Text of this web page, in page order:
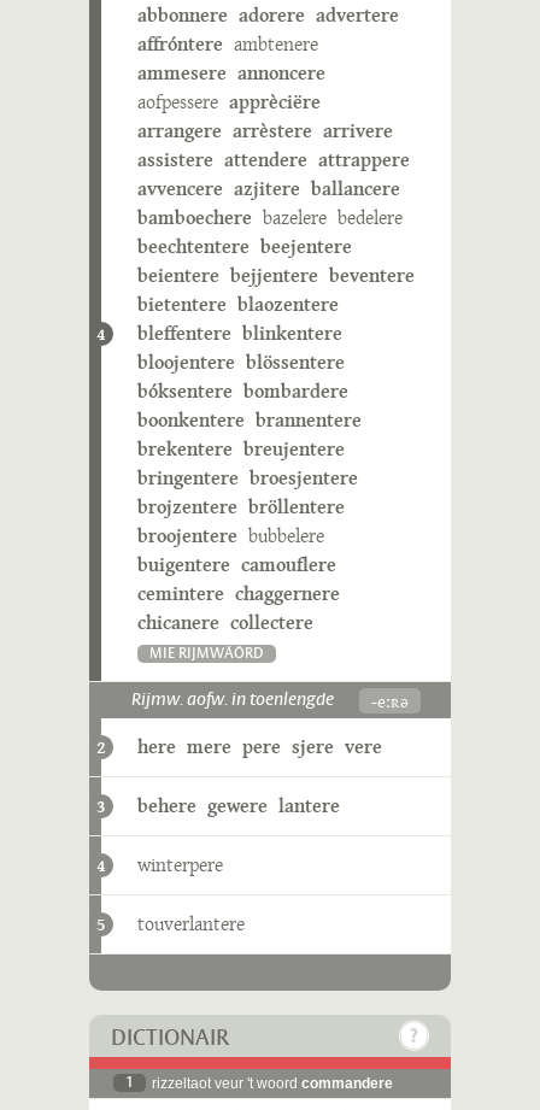
4
abbonnere adorere advertere
affróntere ambtenere
ammesere annoncere
aofpessere apprèciëre
arrangere arrèstere arrivere
assistere attendere attrappere
avvencere azjitere ballancere
bamboechere bazelere bedelere
beechtentere beejentere
beientere bejjentere beventere
bietentere blaozentere
bleffentere blinkentere
bloojentere blössentere
bóksentere bombardere
boonkentere brannentere
brekentere breujentere
bringentere broesjentere
brojzentere bröllentere
broojentere bubbelere
buigentere camouflere
cemintere chaggernere
chicanere collectere
MIE RIJMWÄÖRD
Rijmw. aofw. in toenlengde -eːʀə
2 here mere pere sjere vere
3 behere gewere lantere
4 winterpere
5 touverlantere
DICTIONAIR
1 rizzeltaot veur 't woord commandere